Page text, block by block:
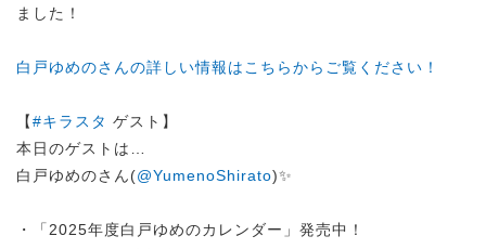
ました！
白戸ゆめのさんの詳しい情報はこちらからご覧ください！
【#キラスタ ゲスト】
本日のゲストは…
白戸ゆめのさん(@YumenoShirato)✨
・「2025年度白戸ゆめのカレンダー」発売中！